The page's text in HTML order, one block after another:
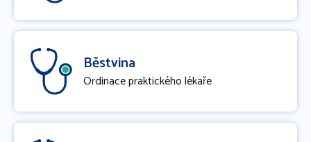
Běstvina
Ordinace praktického lékaře